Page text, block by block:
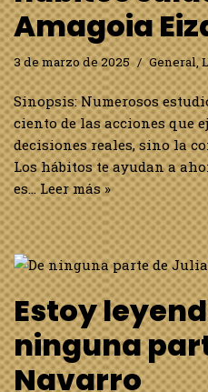
Amagoia
3 de marzo de 2025 General,
Sinopsis: Numerosos
ciento de las acciones que
decisiones reales, sino la
Los hábitos te ayudan a
es…Leer más »
Estoy
ninguna
Navarro